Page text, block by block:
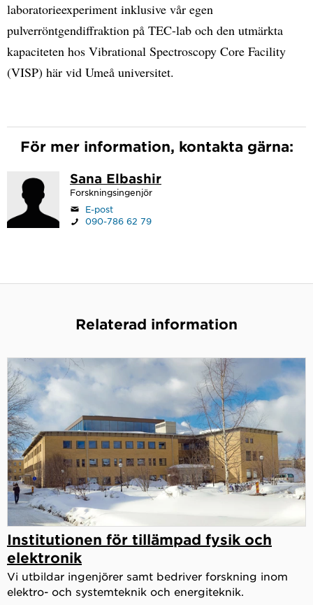
laboratorieexperiment inklusive vår egen
pulverröntgendiffraktion på TEC-lab och den utmärkta
kapaciteten hos Vibrational Spectroscopy Core Facility
(VISP) här vid Umeå universitet.
För mer information, kontakta gärna:
Sana Elbashir
Forskningsingenjör
E-post
090-786 62 79
Relaterad information
Institutionen för tillämpad fysik och
elektronik
Vi utbildar ingenjörer samt bedriver forskning inom
elektro- och systemteknik och energiteknik.